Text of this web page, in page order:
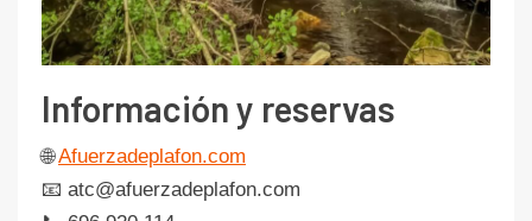
Información y reservas
🌐Afuerzadeplafon.com
📧 atc@afuerzadeplafon.com